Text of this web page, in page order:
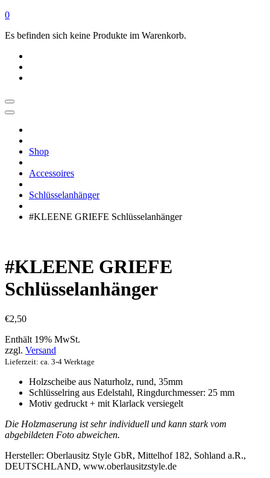
0
Es befinden sich keine Produkte im Warenkorb.
|
Oberlausitz
Regional
einkaufen
Shop
Accessoires
Schlüsselanhänger
#KLEENE GRIEFE Schlüsselanhänger
#KLEENE GRIEFE
Schlüsselanhänger
€2,50
Enthält 19% MwSt.
zzgl. Versand
Lieferzeit: ca. 3-4 Werktage
Holzscheibe aus Naturholz, rund, 35mm
Schlüsselring aus Edelstahl, Ringdurchmesser: 25 mm
Motiv gedruckt + mit Klarlack versiegelt
Die Holzmaserung ist sehr individuell und kann stark vom
abgebildeten Foto abweichen.
Hersteller: Oberlausitz Style GbR, Mittelhof 182, Sohland a.R.,
DEUTSCHLAND, www.oberlausitzstyle.de